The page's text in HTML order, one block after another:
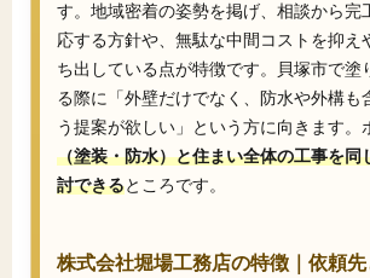
す。地域密着の姿勢を掲げ、相談から完
応する方針や、無駄な中間コストを抑え
ち出している点が特徴です。貝塚市で塗
る際に「外壁だけでなく、防水や外構も
う提案が欲しい」という方に向きます。
（塗装・防水）と住まい全体の工事を同
討できるところです。
株式会社堀場工務店の特徴｜依頼